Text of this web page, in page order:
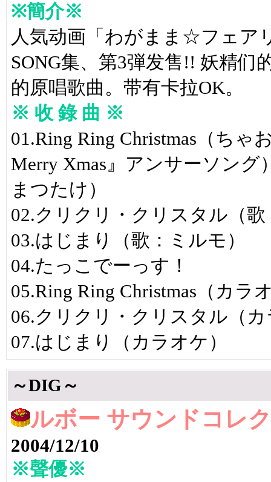
※簡介※
人気动画「わがまま☆フェア
SONG集、第3弾发售!! 妖精们
的原唱歌曲。带有卡拉OK。
※ 收 錄 曲 ※
01.Ring Ring Christmas（ちゃ
Merry Xmas』アンサーソン
まつたけ）
02.クリクリ・クリスタル（
03.はじまり（歌：ミルモ）
04.たっこでーっす！
05.Ring Ring Christmas（カラ
06.クリクリ・クリスタル（
07.はじまり（カラオケ）
～DIG～
ルボー サウンドコレ
2004/12/10
※聲優※